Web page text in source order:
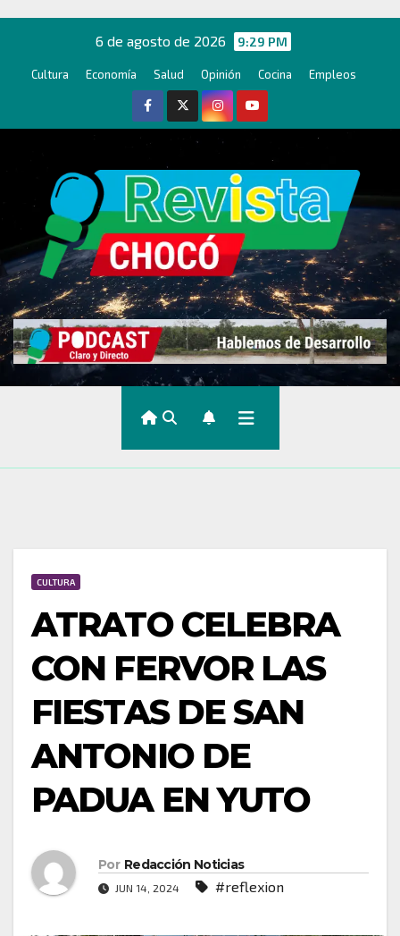
contenido
6 de agosto de 2026 9:29 PM
Cultura Economía Salud Opinión Cocina Empleos
CULTURA
ATRATO CELEBRA
CON FERVOR LAS
FIESTAS DE SAN
ANTONIO DE
PADUA EN YUTO
Por Redacción Noticias
JUN 14, 2024 #reflexion